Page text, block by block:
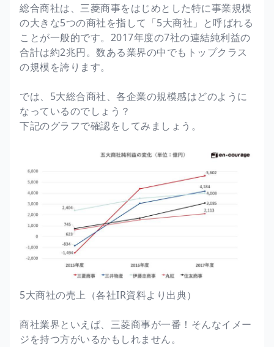
総合商社は、三菱商事をはじめとした特に事業規模
の大きな5つの商社を指して「5大商社」と呼ばれる
ことが一般的です。2017年度の7社の連結純利益の
合計は約2兆円。数ある業界の中でもトップクラス
の規模を誇ります。
では、5大総合商社、各企業の規模感はどのように
なっているのでしょう？
下記のグラフで確認をしてみましょう。
5大商社の売上（各社IR資料より出典）
商社業界といえば、三菱商事が一番！そんなイメー
ジを持つ方がいるかもしれません。